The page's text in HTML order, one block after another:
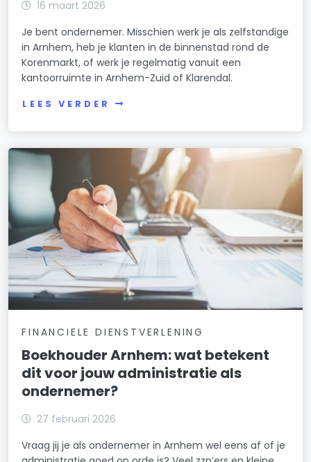
16 maart 2026
Je bent ondernemer. Misschien werk je als zelfstandige
in Arnhem, heb je klanten in de binnenstad rond de
Korenmarkt, of werk je regelmatig vanuit een
kantoorruimte in Arnhem-Zuid of Klarendal.
LEES VERDER
FINANCIELE DIENSTVERLENING
Boekhouder Arnhem: wat betekent
dit voor jouw administratie als
ondernemer?
27 februari 2026
Vraag jij je als ondernemer in Arnhem wel eens af of je